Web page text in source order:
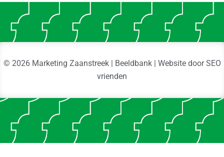
© 2026 Marketing Zaanstreek | Beeldbank | Website doorSEO
vrienden